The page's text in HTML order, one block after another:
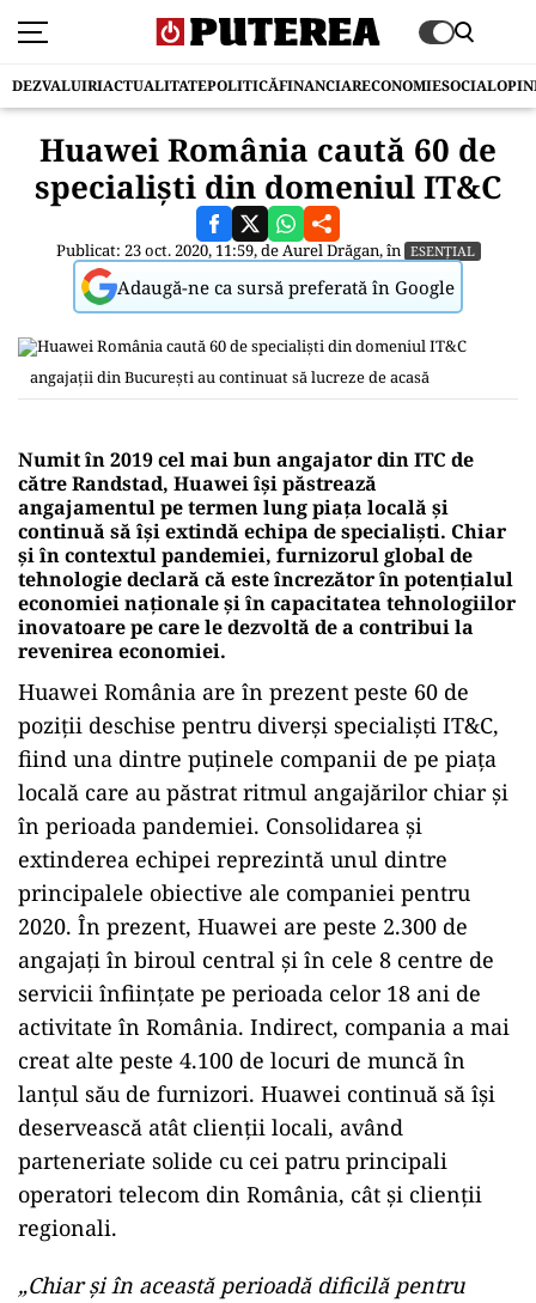
DEZVALUIRIACTUALITATEPOLITICĂFINANCIARECONOMIESOCIAL
Huawei România caută 60 de
specialiști din domeniul IT&C
Publicat: 23 oct. 2020, 11:59, deAurel Drăgan, în ESENȚIAL
Adaugă-ne ca sursă preferată în Google
angajații din București au continuat să lucreze de acasă
Numit în 2019 cel mai bun angajator din ITC de
către Randstad, Huawei îşi păstrează
angajamentul pe termen lung piaţa locală şi
continuă să își extindă echipa de specialiști. Chiar
şi în contextul pandemiei, furnizorul global de
tehnologie declară că este încrezător în potențialul
economiei naționale şi în capacitatea tehnologiilor
inovatoare pe care le dezvoltă de a contribui la
revenirea economiei.
Huawei România are în prezent peste 60 de
poziții deschise pentru diverși specialiști IT&C,
fiind una dintre puținele companii de pe piața
locală care au păstrat ritmul angajărilor chiar și
în perioada pandemiei. Consolidarea și
extinderea echipei reprezintă unul dintre
principalele obiective ale companiei pentru
2020. În prezent, Huawei are peste 2.300 de
angajați în biroul central și în cele 8 centre de
servicii înființate pe perioada celor 18 ani de
activitate în România. Indirect, compania a mai
creat alte peste 4.100 de locuri de muncă în
lanțul său de furnizori. Huawei continuă să își
deservească atât clienții locali, având
parteneriate solide cu cei patru principali
operatori telecom din România, cât și clienții
regionali.
„Chiar și în această perioadă dificilă pentru